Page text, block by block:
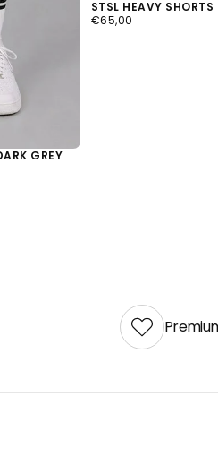
GREY
STSL HEAVY
€65,00
REGULÄRER
€65,00
leer
ausgewählt.